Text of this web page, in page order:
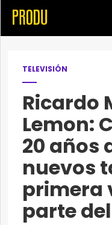
TELEVISIÓN
Ricardo
Lemon:
20 años
nuevos
primera
parte del